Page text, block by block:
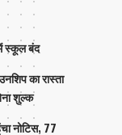
स्कूल बंद
का रास्ता
शुल्क
नोटिस, 77